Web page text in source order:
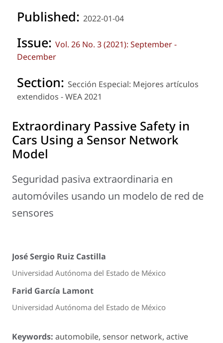
Published: 2022-01-04
Issue: Vol. 26 No. 3 (2021): September -
December
Section: Sección Especial: Mejores artículos
extendidos - WEA 2021
Extraordinary Passive Safety in
Cars Using a Sensor Network
Model
Seguridad pasiva extraordinaria en
automóviles usando un modelo de red de
sensores
José Sergio Ruiz Castilla
Universidad Autónoma del Estado de México
Farid García Lamont
Universidad Autónoma del Estado de México
Keywords: automobile, sensor network, active